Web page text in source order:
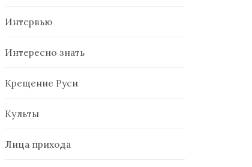
Интервью
Интересно знать
Крещение Руси
Культы
Лица прихода